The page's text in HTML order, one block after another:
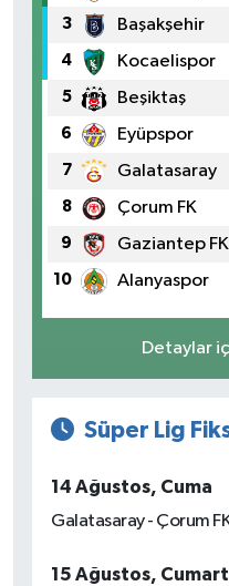
3 Başakşehir
4 Kocaelispor
5 Beşiktaş
6 Eyüpspor
7 Galatasaray
8 Çorum FK
9 Gaziantep FK
10 Alanyaspor
Detaylar
Süper Lig
14 Ağustos, Cuma
Galatasaray - Çorum
15 Ağustos,